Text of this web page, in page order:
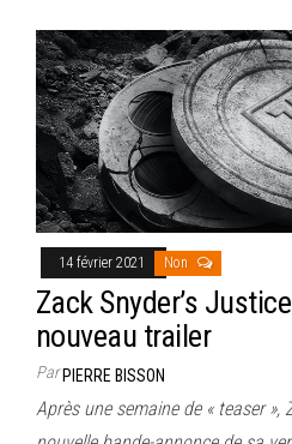
14 février 2021 Non
Zack Snyder’s
nouveau trailer
ParPIERRE BISSON
Après une semaine de « teaser »,